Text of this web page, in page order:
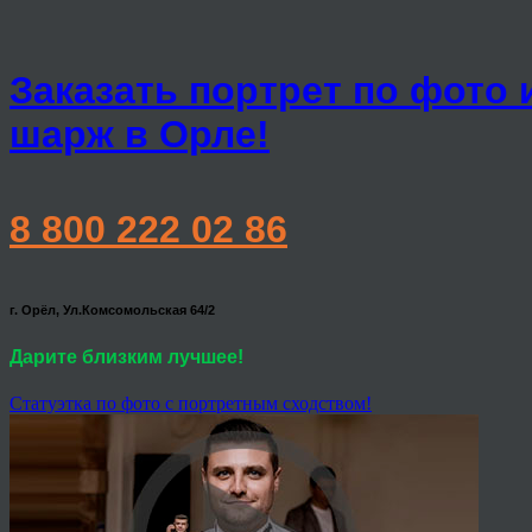
Заказать портрет по фото
шарж в Орле!
8 800 222 02 86
г. Орёл, Ул.Комсомольская 64/2
Дарите близким лучшее!
Статуэтка по фото с портретным сходством!